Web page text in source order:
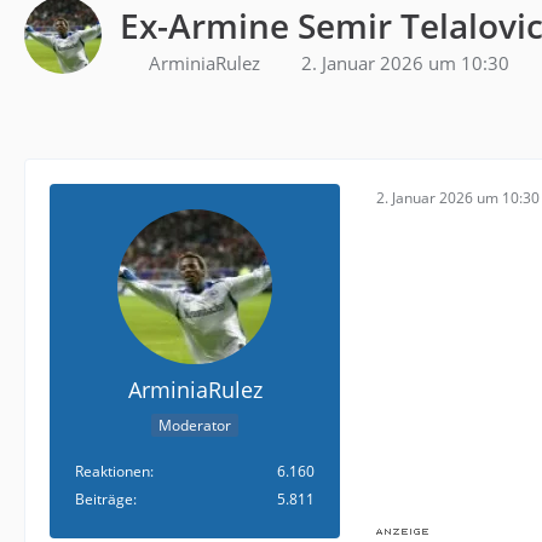
Ex-Armine Semir Telalovic
ArminiaRulez 2. Januar 2026 um 10:30
ArminiaRulez
Moderator
Reaktionen
6.160
Beiträge
5.811
2. Januar 2026 um 10:30